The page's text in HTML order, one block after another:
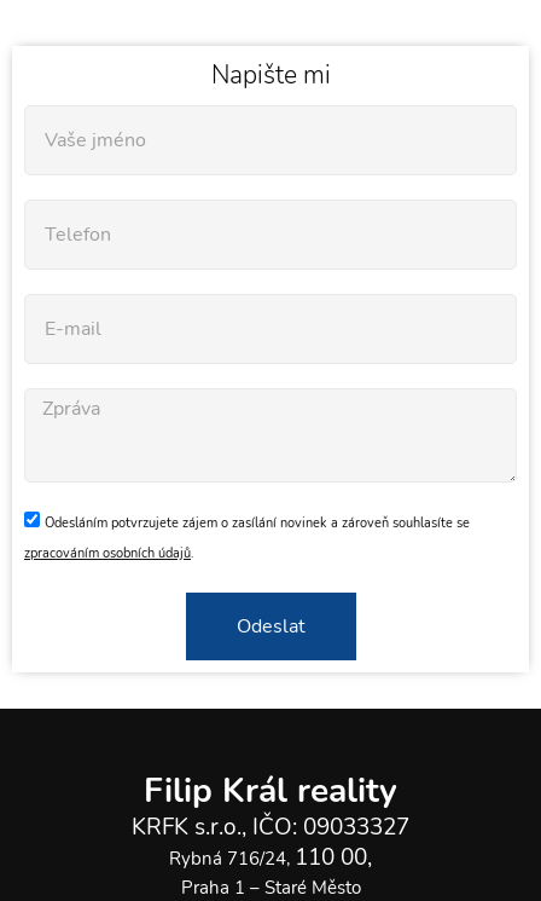
Napište mi
Odesláním potvrzujete zájem o zasílání novinek a zároveň souhlasíte se
zpracováním osobních údajů.
Odeslat
Filip Král reality
KRFK s.r.o., IČO: 09033327
Rybná 716/24, 110 00,
Praha 1 – Staré Město